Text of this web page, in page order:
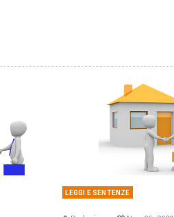
LEGGI E SENTENZE